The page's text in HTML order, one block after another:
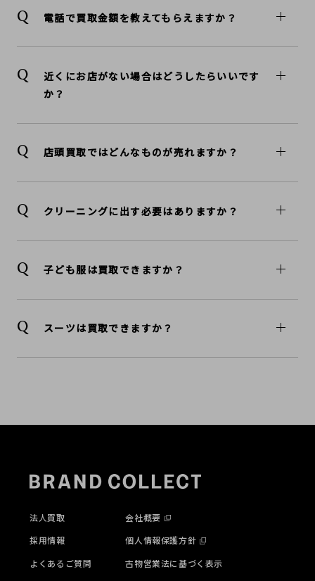
電話で買取金額を教えてもらえますか？
近くにお店がない場合はどうしたらいいです
か？
店頭買取ではどんなものが売れますか？
クリーニングに出す必要はありますか？
子ども服は買取できますか？
スーツは買取できますか？
法人買取
採用情報
よくあるご質問
会社概要
個人情報保護方針
古物営業法に基づく表示